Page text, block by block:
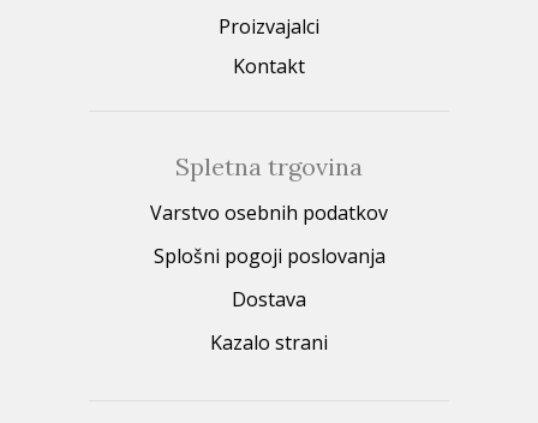
Proizvajalci
Kontakt
Spletna trgovina
Varstvo osebnih podatkov
Splošni pogoji poslovanja
Dostava
Kazalo strani